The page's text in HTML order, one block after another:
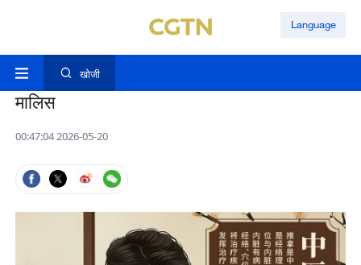
Language
खोजी
मालिस
00:47:04 2026-05-20